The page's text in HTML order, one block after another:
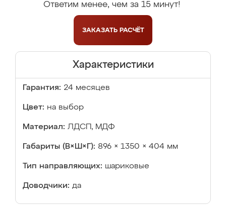
Ответим менее, чем за 15 минут!
ЗАКАЗАТЬ РАСЧЁТ
Характеристики
Гарантия: 24 месяцев
Цвет: на выбор
Материал: ЛДСП, МДФ
Габариты (В×Ш×Г): 896 × 1350 × 404 мм
Тип направляющих: шариковые
Доводчики: да